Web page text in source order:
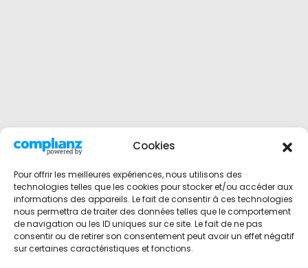
Cookies
Pour offrir les meilleures expériences, nous utilisons des
technologies telles que les cookies pour stocker et/ou accéder aux
informations des appareils. Le fait de consentir à ces technologies
nous permettra de traiter des données telles que le comportement
de navigation ou les ID uniques sur ce site. Le fait de ne pas
consentir ou de retirer son consentement peut avoir un effet négatif
sur certaines caractéristiques et fonctions.